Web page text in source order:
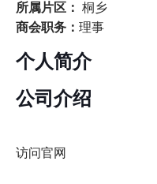
所属片区： 桐乡
商会职务：理事
个人简介
公司介绍
访问官网